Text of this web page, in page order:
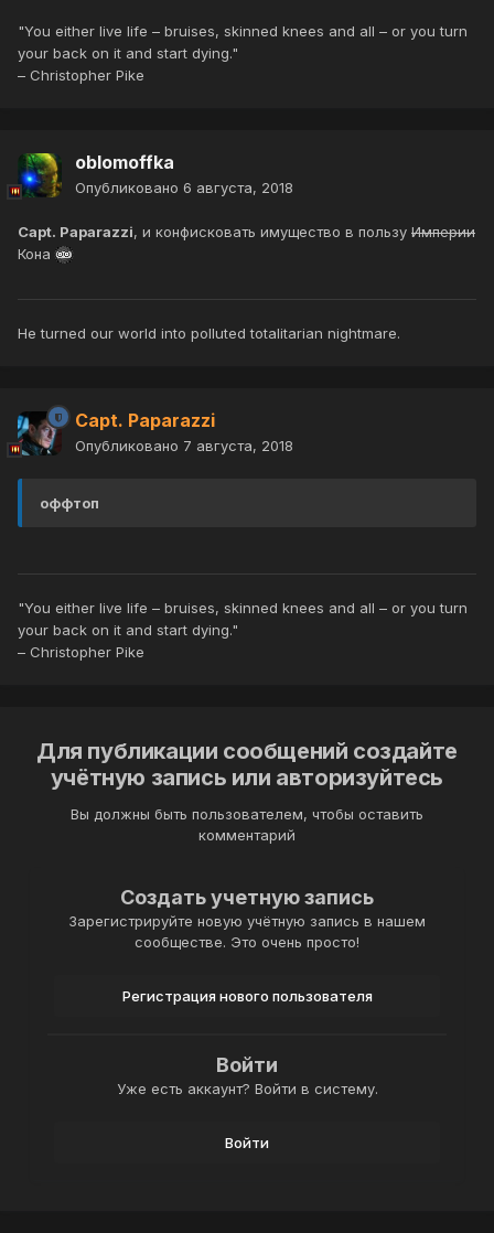
"You either live life – bruises, skinned knees and all – or you turn
your back on it and start dying."
– Christopher Pike
oblomoffka
Опубликовано 6 августа, 2018
Capt. Paparazzi, и конфисковать имущество в пользу Империи
Кона
He turned our world into polluted totalitarian nightmare.
Capt. Paparazzi
Опубликовано 7 августа, 2018
оффтоп
"You either live life – bruises, skinned knees and all – or you turn
your back on it and start dying."
– Christopher Pike
Для публикации сообщений создайте
учётную запись или авторизуйтесь
Вы должны быть пользователем, чтобы оставить
комментарий
Создать учетную запись
Зарегистрируйте новую учётную запись в нашем
сообществе. Это очень просто!
Регистрация нового пользователя
Войти
Уже есть аккаунт? Войти в систему.
Войти